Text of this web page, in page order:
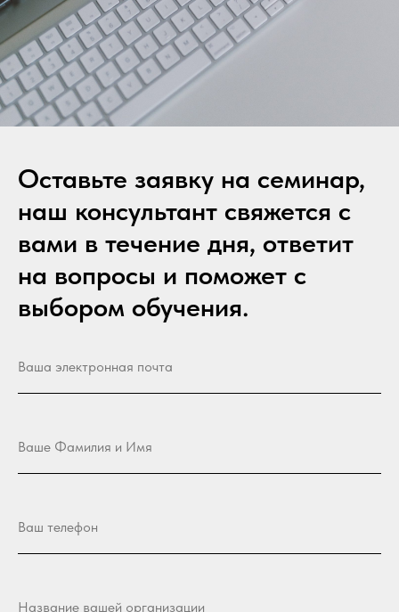
Оставьте заявку на семинар,
наш консультант свяжется с
вами в течение дня, ответит
на вопросы и поможет с
выбором обучения.